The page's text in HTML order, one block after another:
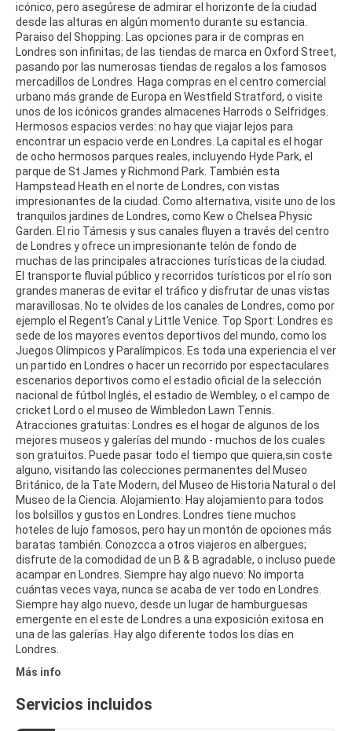
icónico, pero asegúrese de admirar el horizonte de la ciudad
desde las alturas en algún momento durante su estancia.
Paraiso del Shopping: Las opciones para ir de compras en
Londres son infinitas; de las tiendas de marca en Oxford Street,
pasando por las numerosas tiendas de regalos a los famosos
mercadillos de Londres. Haga compras en el centro comercial
urbano más grande de Europa en Westfield Stratford, o visite
unos de los icónicos grandes almacenes Harrods o Selfridges.
Hermosos espacios verdes: no hay que viajar lejos para
encontrar un espacio verde en Londres. La capital es el hogar
de ocho hermosos parques reales, incluyendo Hyde Park, el
parque de St James y Richmond Park. También esta
Hampstead Heath en el norte de Londres, con vistas
impresionantes de la ciudad. Como alternativa, visite uno de los
tranquilos jardines de Londres, como Kew o Chelsea Physic
Garden. El rio Támesis y sus canales fluyen a través del centro
de Londres y ofrece un impresionante telón de fondo de
muchas de las principales atracciones turísticas de la ciudad.
El transporte fluvial público y recorridos turísticos por el río son
grandes maneras de evitar el tráfico y disfrutar de unas vistas
maravillosas. No te olvides de los canales de Londres, como por
ejemplo el Regent's Canal y Little Venice. Top Sport: Londres es
sede de los mayores eventos deportivos del mundo, como los
Juegos Olímpicos y Paralímpicos. Es toda una experiencia el ver
un partido en Londres o hacer un recorrido por espectaculares
escenarios deportivos como el estadio oficial de la selección
nacional de fútbol Inglés, el estadio de Wembley, o el campo de
cricket Lord o el museo de Wimbledon Lawn Tennis.
Atracciones gratuitas: Londres es el hogar de algunos de los
mejores museos y galerías del mundo - muchos de los cuales
son gratuitos. Puede pasar todo el tiempo que quiera,sin coste
alguno, visitando las colecciones permanentes del Museo
Británico, de la Tate Modern, del Museo de Historia Natural o del
Museo de la Ciencia. Alojamiento: Hay alojamiento para todos
los bolsillos y gustos en Londres. Londres tiene muchos
hoteles de lujo famosos, pero hay un montón de opciones más
baratas también. Conozcca a otros viajeros en albergues;
disfrute de la comodidad de un B & B agradable, o incluso puede
acampar en Londres. Siempre hay algo nuevo: No importa
cuántas veces vaya, nunca se acaba de ver todo en Londres.
Siempre hay algo nuevo, desde un lugar de hamburguesas
emergente en el este de Londres a una exposición exitosa en
una de las galerías. Hay algo diferente todos los días en
Londres.
Más info
Servicios incluidos